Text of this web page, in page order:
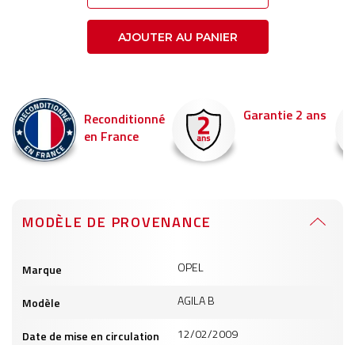
AJOUTER AU PANIER
Garantie 2 ans Livraison en
pour être livré
MODÈLE DE PROVENANCE
produits
Marque OPEL
Modèle AGILA B
Date de mise en circulation 12/02/2009